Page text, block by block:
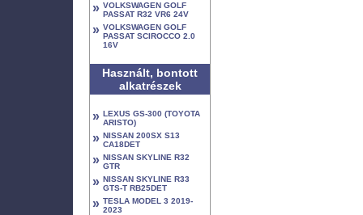
» VOLKSWAGEN GOLF
PASSAT R32 VR6 24V
» VOLKSWAGEN GOLF
PASSAT SCIROCCO 2.0
16V
Használt, bontott
alkatrészek
» LEXUS GS-300 (TOYOTA
ARISTO)
» NISSAN 200SX S13
CA18DET
» NISSAN SKYLINE R32
GTR
» NISSAN SKYLINE R33
GTS-T RB25DET
» TESLA MODEL 3 2019-
2023